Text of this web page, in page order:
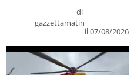
di
gazzettamatin
il 07/08/2026